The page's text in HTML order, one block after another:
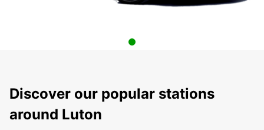
Discover our popular stations
around Luton